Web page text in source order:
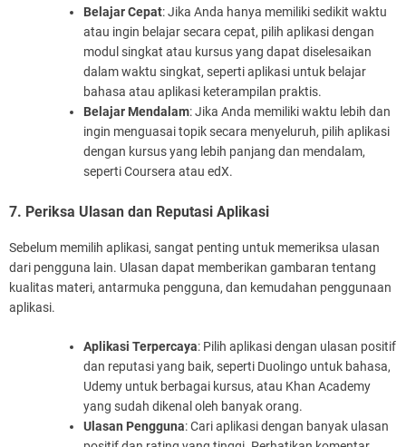
Belajar Cepat: Jika Anda hanya memiliki sedikit waktu
atau ingin belajar secara cepat, pilih aplikasi dengan
modul singkat atau kursus yang dapat diselesaikan
dalam waktu singkat, seperti aplikasi untuk belajar
bahasa atau aplikasi keterampilan praktis.
Belajar Mendalam: Jika Anda memiliki waktu lebih dan
ingin menguasai topik secara menyeluruh, pilih aplikasi
dengan kursus yang lebih panjang dan mendalam,
seperti Coursera atau edX.
7. Periksa Ulasan dan Reputasi Aplikasi
Sebelum memilih aplikasi, sangat penting untuk memeriksa ulasan
dari pengguna lain. Ulasan dapat memberikan gambaran tentang
kualitas materi, antarmuka pengguna, dan kemudahan penggunaan
aplikasi.
Aplikasi Terpercaya: Pilih aplikasi dengan ulasan positif
dan reputasi yang baik, seperti Duolingo untuk bahasa,
Udemy untuk berbagai kursus, atau Khan Academy
yang sudah dikenal oleh banyak orang.
Ulasan Pengguna: Cari aplikasi dengan banyak ulasan